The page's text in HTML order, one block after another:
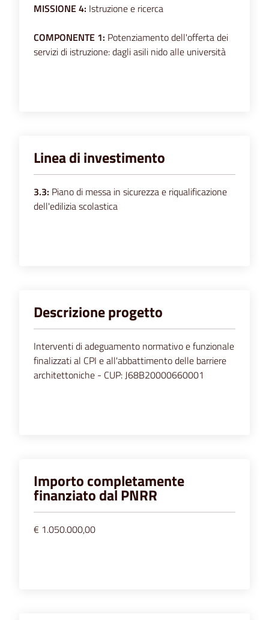
MISSIONE 4: Istruzione e ricerca
COMPONENTE 1: Potenziamento dell'offerta dei
servizi di istruzione: dagli asili nido alle università
Linea di investimento
3.3: Piano di messa in sicurezza e riqualificazione
dell'edilizia scolastica
Descrizione progetto
Interventi di adeguamento normativo e funzionale
finalizzati al CPI e all'abbattimento delle barriere
architettoniche - CUP: J68B20000660001
Importo completamente
finanziato dal PNRR
€ 1.050.000,00